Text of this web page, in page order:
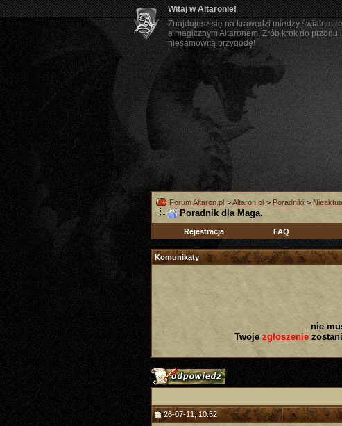
Witaj w Altaronie!
Znajdujesz się na krawędzi między światem
a magicznym Altaronem. Zrób krok do przodu
niesamowitą przygodę!
Forum Altaron.pl >Altaron.pl > Poradniki >
Poradnik dla Maga.
Rejestracja FAQ
Komunikaty
... nie
Twoje zgłoszenie
26-07-11, 10:52